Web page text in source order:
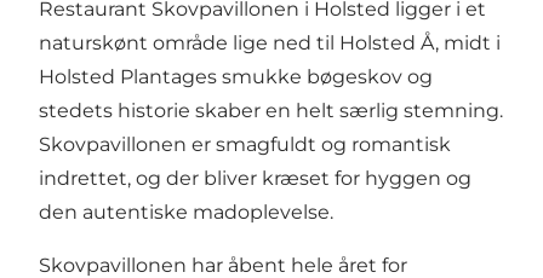
Restaurant Skovpavillonen i Holsted ligger i et
naturskønt område lige ned til Holsted Å, midt i
Holsted Plantages smukke bøgeskov og
stedets historie skaber en helt særlig stemning.
Skovpavillonen er smagfuldt og romantisk
indrettet, og der bliver kræset for hyggen og
den autentiske madoplevelse.
Skovpavillonen har åbent hele året for